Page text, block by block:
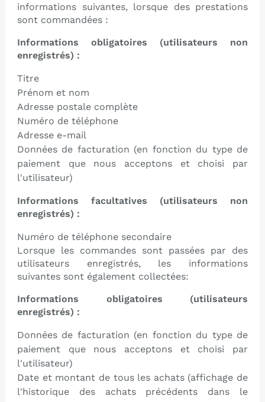
informations suivantes, lorsque des prestations
sont commandées :
Informations obligatoires (utilisateurs non
enregistrés) :
Titre
Prénom et nom
Adresse postale complète
Numéro de téléphone
Adresse e-mail
Données de facturation (en fonction du type de
paiement que nous acceptons et choisi par
l'utilisateur)
Informations facultatives (utilisateurs non
enregistrés) :
Numéro de téléphone secondaire
Lorsque les commandes sont passées par des
utilisateurs enregistrés, les informations
suivantes sont également collectées:
Informations obligatoires (utilisateurs
enregistrés) :
Données de facturation (en fonction du type de
paiement que nous acceptons et choisi par
l'utilisateur)
Date et montant de tous les achats (affichage de
l'historique des achats précédents dans le